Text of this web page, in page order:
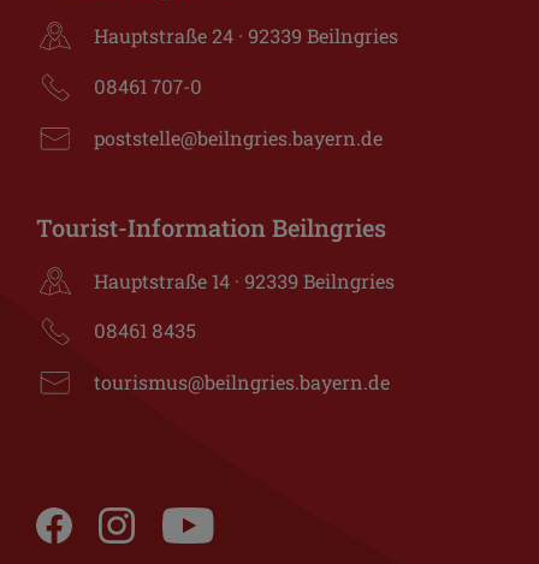
Hauptstraße 24 · 92339 Beilngries
08461 707-0
poststelle@beilngries.bayern.de
Tourist-Information Beilngries
Hauptstraße 14 · 92339 Beilngries
08461 8435
tourismus@beilngries.bayern.de